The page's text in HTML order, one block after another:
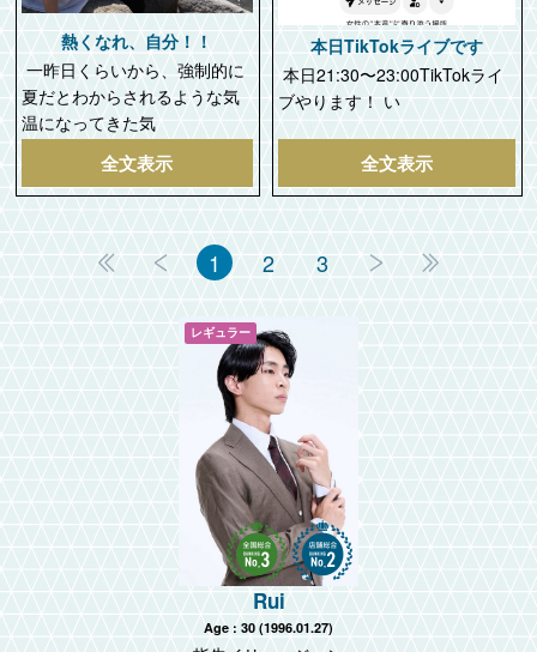
熱くなれ、自分！！
一昨日くらいから、強制的に
夏だとわからされるような気
温になってきた気
全文表示
本日TikTokライブです
本日21:30〜23:00TikTokライ
ブやります！ い
全文表示
1 2 3
Rui
Age : 30 (1996.01.27)